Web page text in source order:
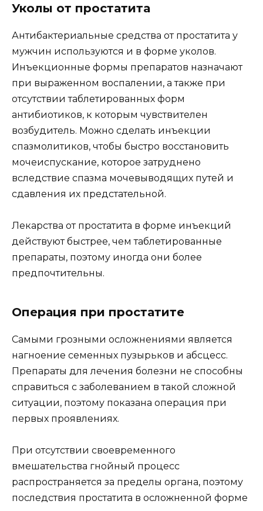
Уколы от простатита
Антибактериальные средства от простатита у
мужчин используются и в форме уколов.
Инъекционные формы препаратов назначают
при выраженном воспалении, а также при
отсутствии таблетированных форм
антибиотиков, к которым чувствителен
возбудитель. Можно сделать инъекции
спазмолитиков, чтобы быстро восстановить
мочеиспускание, которое затруднено
вследствие спазма мочевыводящих путей и
сдавления их предстательной.
Лекарства от простатита в форме инъекций
действуют быстрее, чем таблетированные
препараты, поэтому иногда они более
предпочтительны.
Операция при простатите
Самыми грозными осложнениями является
нагноение семенных пузырьков и абсцесс.
Препараты для лечения болезни не способны
справиться с заболеванием в такой сложной
ситуации, поэтому показана операция при
первых проявлениях.
При отсутствии своевременного
вмешательства гнойный процесс
распространяется за пределы органа, поэтому
последствия простатита в осложненной форме